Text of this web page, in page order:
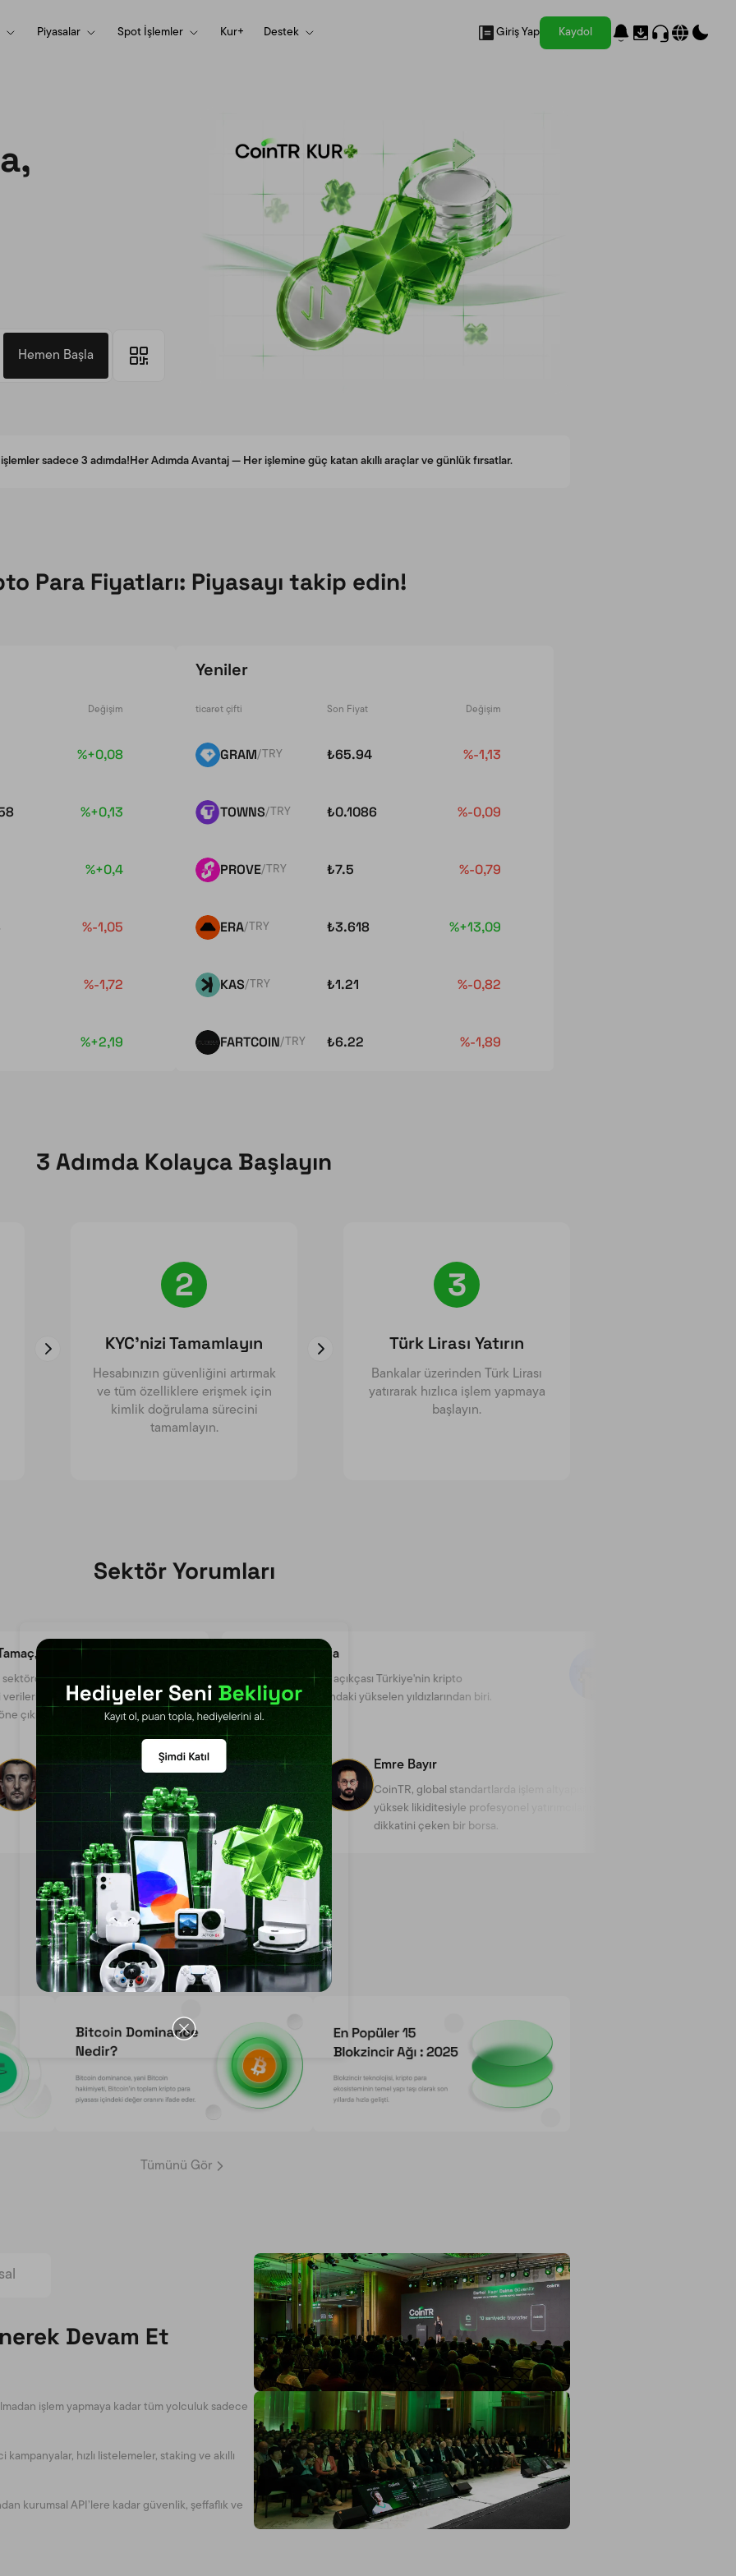
Piyasalar Spot İşlemler Kur+ Destek Giriş Yap Kaydol
Hemen Başla
sadece 3 adımda!Her Adımda Avantaj — Her işlemine güç katan akıllı araçlar ve günlük fırsatlar.
Para Fiyatları: Piyasayı takip edin!
Değişim
%+0,08
%+0,13
%+0,4
%-1,05
%-1,72
%+2,19
Yeniler
ticaret çifti Son Fiyat Değişim
GRAM/TRY ₺65.94 %-1,13
TOWNS/TRY ₺0.1086 %-0,09
PROVE/TRY ₺7.5 %-0,79
ERA/TRY ₺3.618 %+13,09
KAS/TRY ₺1.21 %-0,82
FARTCOIN/TRY ₺6.22 %-1,89
3 Adımda Kolayca Başlayın
2
KYC’nizi Tamamlayın
Hesabınızın güvenliğini artırmak
ve tüm özelliklere erişmek için
kimlik doğrulama sürecini
tamamlayın.
3
Türk Lirası Yatırın
Bankalar üzerinden Türk Lirası
yatırarak hızlıca işlem yapmaya
başlayın.
Sektör Yorumları
Ph.D.
sıkça eksik olan sağlam
üç aylık raporlarına dahil
CoinTR, açıkçası Türkiye'nin kripto
dünyasındaki yükselen yıldızlarından biri.
Burhan Seçkin
CoinTR, hızla gelişen ve güvenilir yerli
borsalardan biri. Arayüzü sade, işlemler hızlı,
müşteri desteği başarılı.
Emre Bayır
CoinTR, global standartlarda işlem altyapısı ve
yüksek likiditesiyle profesyonel yatırımcıların
dikkatini çeken bir borsa.
Kripto Haberleri
Tümünü Gör
Devam Et
işlem yapmaya kadar tüm yolculuk sadece
hızlı listelemeler, staking ve akıllı
kurumsal API’lere kadar güvenlik, şeffaflık ve